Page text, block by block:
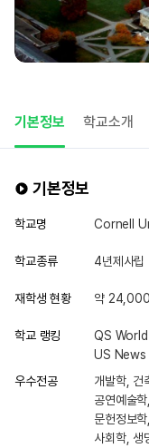
기본정보 학교소개
기본정보
학교명 Cornell
학교종류 4년제사립
재학생 현황 약
학교 랭킹
QS
US News
우수전공
개발학, 건
공연예술
문헌정보
사회학, 생